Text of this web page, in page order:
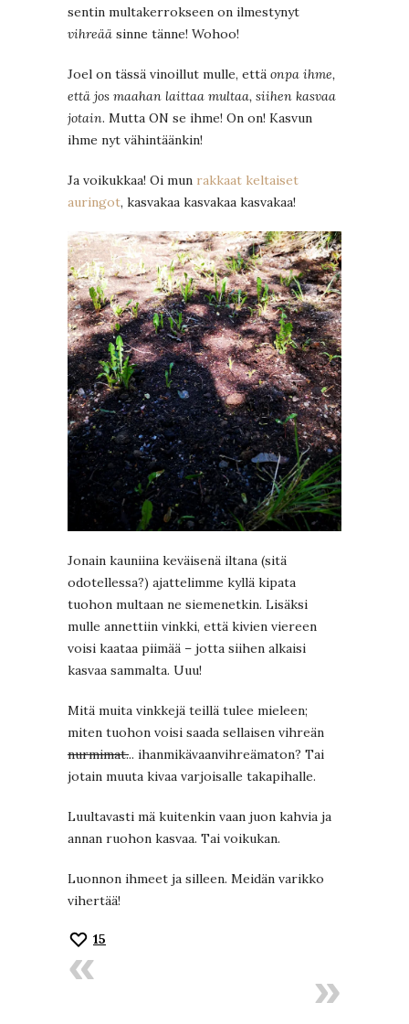
sentin multakerrokseen on ilmestynyt
vihreää sinne tänne! Wohoo!
Joel on tässä vinoillut mulle, että onpa ihme,
että jos maahan laittaa multaa, siihen kasvaa
jotain. Mutta ON se ihme! On on! Kasvun
ihme nyt vähintäänkin!
Ja voikukkaa! Oi mun rakkaat keltaiset
auringot, kasvakaa kasvakaa kasvakaa!
Jonain kauniina keväisenä iltana (sitä
odotellessa?) ajattelimme kyllä kipata
tuohon multaan ne siemenetkin. Lisäksi
mulle annettiin vinkki, että kivien viereen
voisi kaataa piimää – jotta siihen alkaisi
kasvaa sammalta. Uuu!
Mitä muita vinkkejä teillä tulee mieleen;
miten tuohon voisi saada sellaisen vihreän
nurmimat... ihanmikävaanvihreämaton? Tai
jotain muuta kivaa varjoisalle takapihalle.
Luultavasti mä kuitenkin vaan juon kahvia ja
annan ruohon kasvaa. Tai voikukan.
Luonnon ihmeet ja silleen. Meidän varikko
vihertää!
15